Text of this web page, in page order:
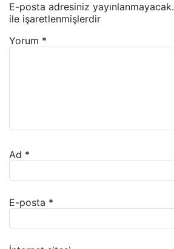
E-posta adresiniz yayınlanmayacak.
ile işaretlenmişlerdir
Yorum *
Ad *
E-posta *